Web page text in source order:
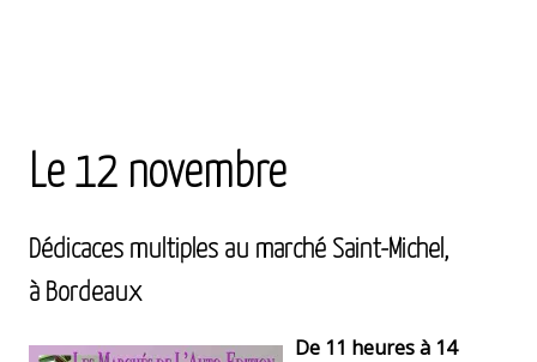
Le 12 novembre
Dédicaces multiples au marché Saint-Michel,
à Bordeaux
De 11 heures à 14